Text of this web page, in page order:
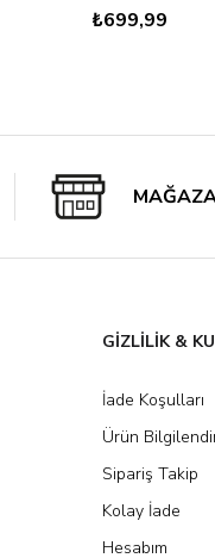
₺699,99
GİZLİLİK &
İade Koşulları
Ürün
Sipariş Takip
Kolay İade
Hesabım